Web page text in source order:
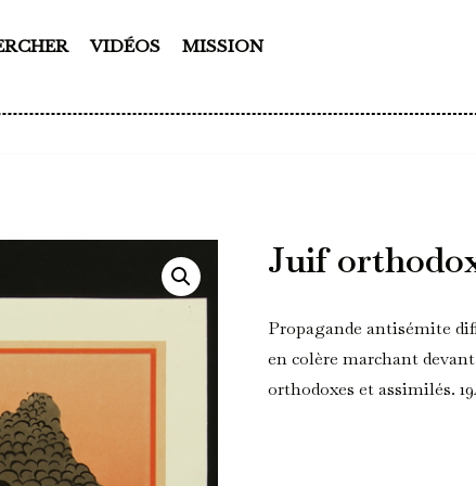
VIDÉOS MISSION
Juif
Propagande antisémite
en colère marchant
orthodoxes et assimilés.